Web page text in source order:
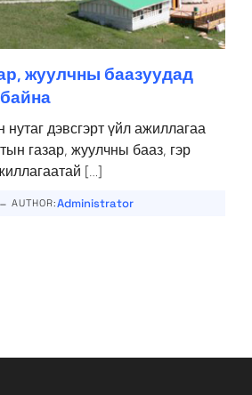
жуулчны баазуудад
нутаг дэвсгэрт үйл ажиллагаа
газар, жуулчны бааз, гэр
[…]
- AUTHOR:Administrator